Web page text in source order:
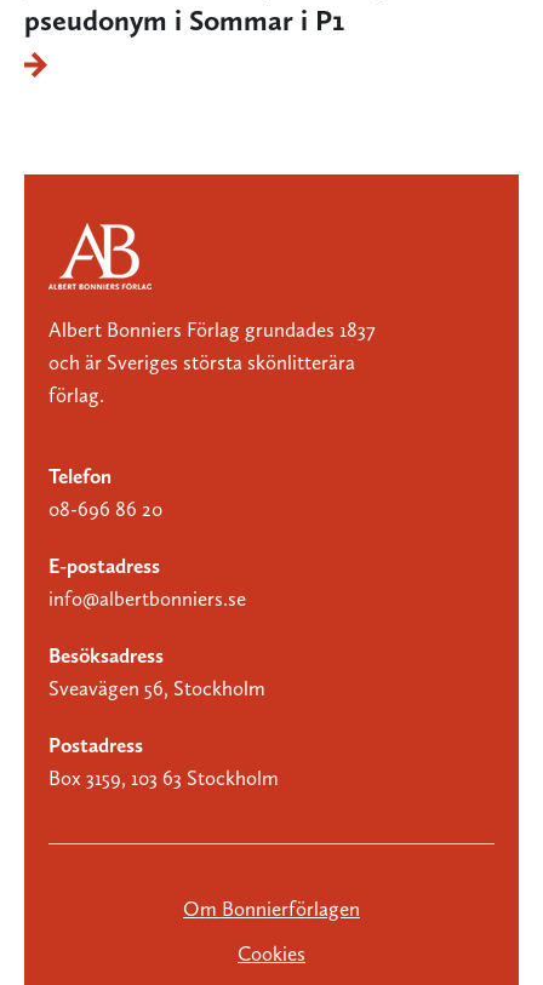
pseudonym i Sommar i P1
Albert Bonniers Förlag grundades 1837
och är Sveriges största skönlitterära
förlag.
Telefon
08-696 86 20
E-postadress
info@albertbonniers.se
Besöksadress
Sveavägen 56, Stockholm
Postadress
Box 3159, 103 63 Stockholm
Om Bonnierförlagen
Cookies